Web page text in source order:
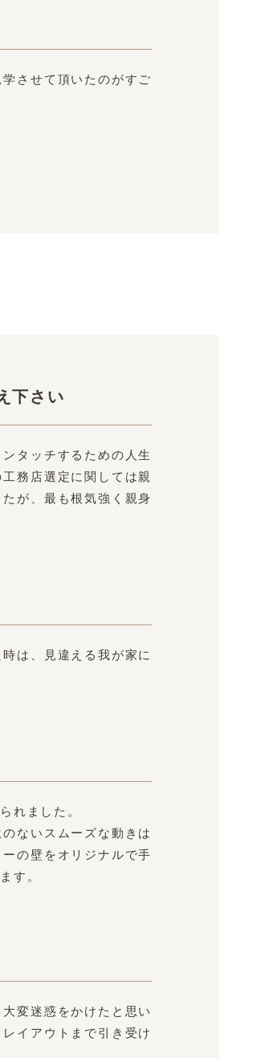
させて頂いたのがすご
下さい
タッチするための人生
務店選定に関しては親
が、最も根気強く親身
は、見違える我が家に
れました。
ないスムーズな動きは
の壁をオリジナルで手
す。
変迷惑をかけたと思い
イアウトまで引き受け